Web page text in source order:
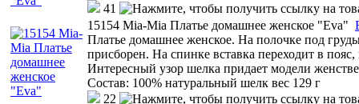
41
15154 Mia-Mia Платье домашнее женское "Eva"
Платье домашнее женское. На полочке под
присборен. На спинке вставка переходит в
Интересный узор шелка придает модели
Состав: 100% натуральный шелк вес 129 г
22